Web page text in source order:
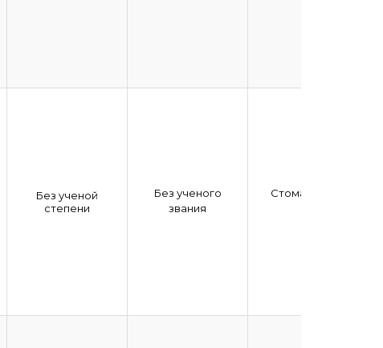
Без ученой
степени
Без ученого
звания
Стоматология